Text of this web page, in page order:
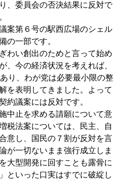
、委員会の否決結果に反対で
案第６号の駅西広場のシェル
の一部です。
わい創出のためと言って始め
、今の経済状況を考えれば、
り、わが党は必要最小限の整
を表明してきました。よって
約議案には反対です。
中止を求める請願について意
税法案については、民主、自
意し、国民の７割が反対を言
が一切ないまま強行成立しま
大型開発に回すことも露骨に
といった口実はすでに破綻し